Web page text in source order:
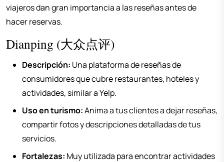
viajeros dan gran importancia a las reseñas antes de
hacer reservas.
Dianping (大众点评)
Descripción: Una plataforma de reseñas de
consumidores que cubre restaurantes, hoteles y
actividades, similar a Yelp.
Uso en turismo:Anima a tus clientes a dejar reseñas,
compartir fotos y descripciones detalladas de tus
servicios.
Fortalezas: Muy utilizada para encontrar actividades